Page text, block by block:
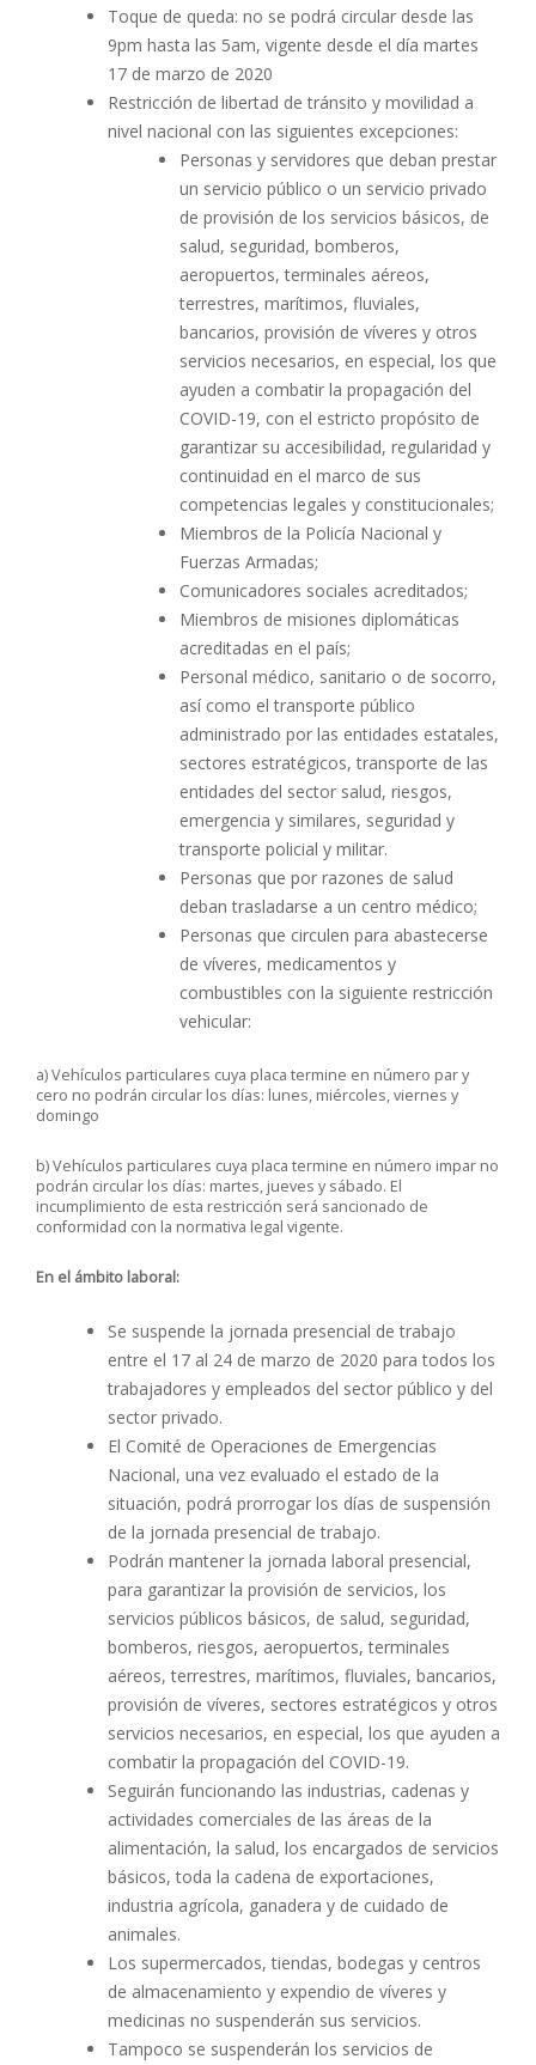
Toque de queda: no se podrá circular desde las
9pm hasta las 5am, vigente desde el día martes
17 de marzo de 2020
Restricción de libertad de tránsito y movilidad a
nivel nacional con las siguientes excepciones:
Personas y servidores que deban prestar
un servicio público o un servicio privado
de provisión de los servicios básicos, de
salud, seguridad, bomberos,
aeropuertos, terminales aéreos,
terrestres, marítimos, fluviales,
bancarios, provisión de víveres y otros
servicios necesarios, en especial, los que
ayuden a combatir la propagación del
COVID-19, con el estricto propósito de
garantizar su accesibilidad, regularidad y
continuidad en el marco de sus
competencias legales y constitucionales;
Miembros de la Policía Nacional y
Fuerzas Armadas;
Comunicadores sociales acreditados;
Miembros de misiones diplomáticas
acreditadas en el país;
Personal médico, sanitario o de socorro,
así como el transporte público
administrado por las entidades estatales,
sectores estratégicos, transporte de las
entidades del sector salud, riesgos,
emergencia y similares, seguridad y
transporte policial y militar.
Personas que por razones de salud
deban trasladarse a un centro médico;
Personas que circulen para abastecerse
de víveres, medicamentos y
combustibles con la siguiente restricción
vehicular:
a) Vehículos particulares cuya placa termine en número par y
cero no podrán circular los días: lunes, miércoles, viernes y
domingo
b) Vehículos particulares cuya placa termine en número impar no
podrán circular los días: martes, jueves y sábado. El
incumplimiento de esta restricción será sancionado de
conformidad con la normativa legal vigente.
En el ámbito laboral:
Se suspende la jornada presencial de trabajo
entre el 17 al 24 de marzo de 2020 para todos los
trabajadores y empleados del sector público y del
sector privado.
El Comité de Operaciones de Emergencias
Nacional, una vez evaluado el estado de la
situación, podrá prorrogar los días de suspensión
de la jornada presencial de trabajo.
Podrán mantener la jornada laboral presencial,
para garantizar la provisión de servicios, los
servicios públicos básicos, de salud, seguridad,
bomberos, riesgos, aeropuertos, terminales
aéreos, terrestres, marítimos, fluviales, bancarios,
provisión de víveres, sectores estratégicos y otros
servicios necesarios, en especial, los que ayuden a
combatir la propagación del COVID-19.
Seguirán funcionando las industrias, cadenas y
actividades comerciales de las áreas de la
alimentación, la salud, los encargados de servicios
básicos, toda la cadena de exportaciones,
industria agrícola, ganadera y de cuidado de
animales.
Los supermercados, tiendas, bodegas y centros
de almacenamiento y expendio de víveres y
medicinas no suspenderán sus servicios.
Tampoco se suspenderán los servicios de